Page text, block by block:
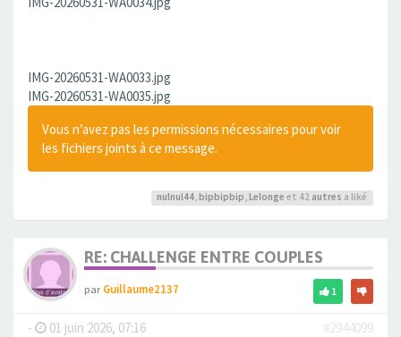
IMG-20260531-WA0033.jpg
IMG-20260531-WA0035.jpg
Vous n’avez pas les permissions nécessaires pour voir
les fichiers joints à ce message.
nulnul44, bipbipbip, Lelonge et 42 autres a liké
RE: CHALLENGE ENTRE COUPLES
parGuillaume2137 1
- 01 juin 2026, 07:16
#2944099